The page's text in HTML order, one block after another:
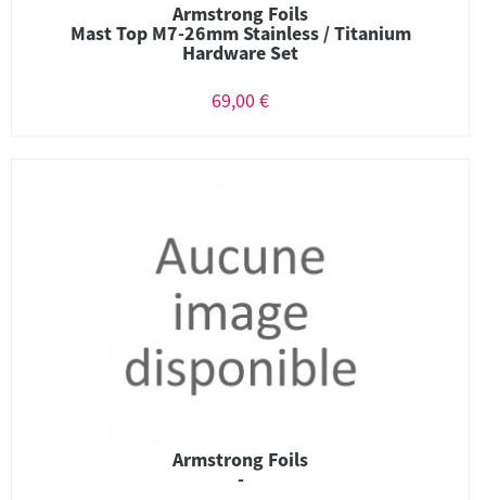
Armstrong Foils
Mast Top M7-26mm Stainless / Titanium
Hardware Set
69,00 €
Armstrong Foils
-